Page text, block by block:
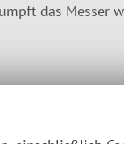
das Messer
besonders:
die Patina